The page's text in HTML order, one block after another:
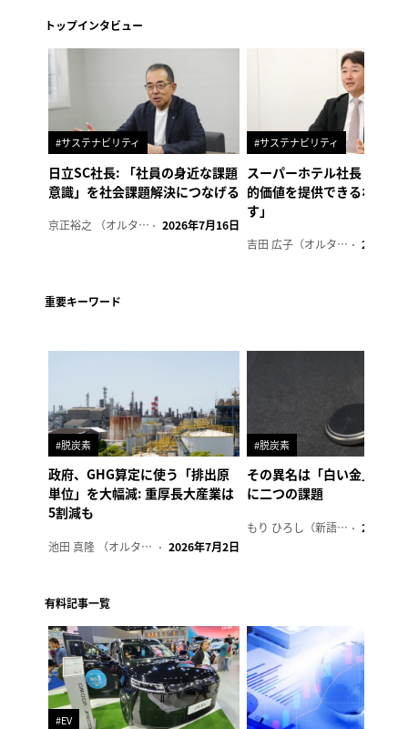
トップインタビュー
#サステナビリティ
日立SC社長: 「社員の身近な課題
意識」を社会課題解決につなげる
京正裕之 （オルタナ副編集長） 2026年7月16日
#サステナビリティ
スーパーホテル社長「地域
的価値を提供できるホテル
す」
吉田 広子（オルタナ輪番編集長） 2026年6
重要キーワード
#脱炭素
政府、GHG算定に使う「排出原
単位」を大幅減: 重厚長大産業は
5割減も
池田 真隆 （オルタナ輪番編集長） 2026年7月2日
#脱炭素
その異名は「白い金」、リ
に二つの課題
もり ひろし（新語ウォッチャー） 2023年7
有料記事一覧
#EV